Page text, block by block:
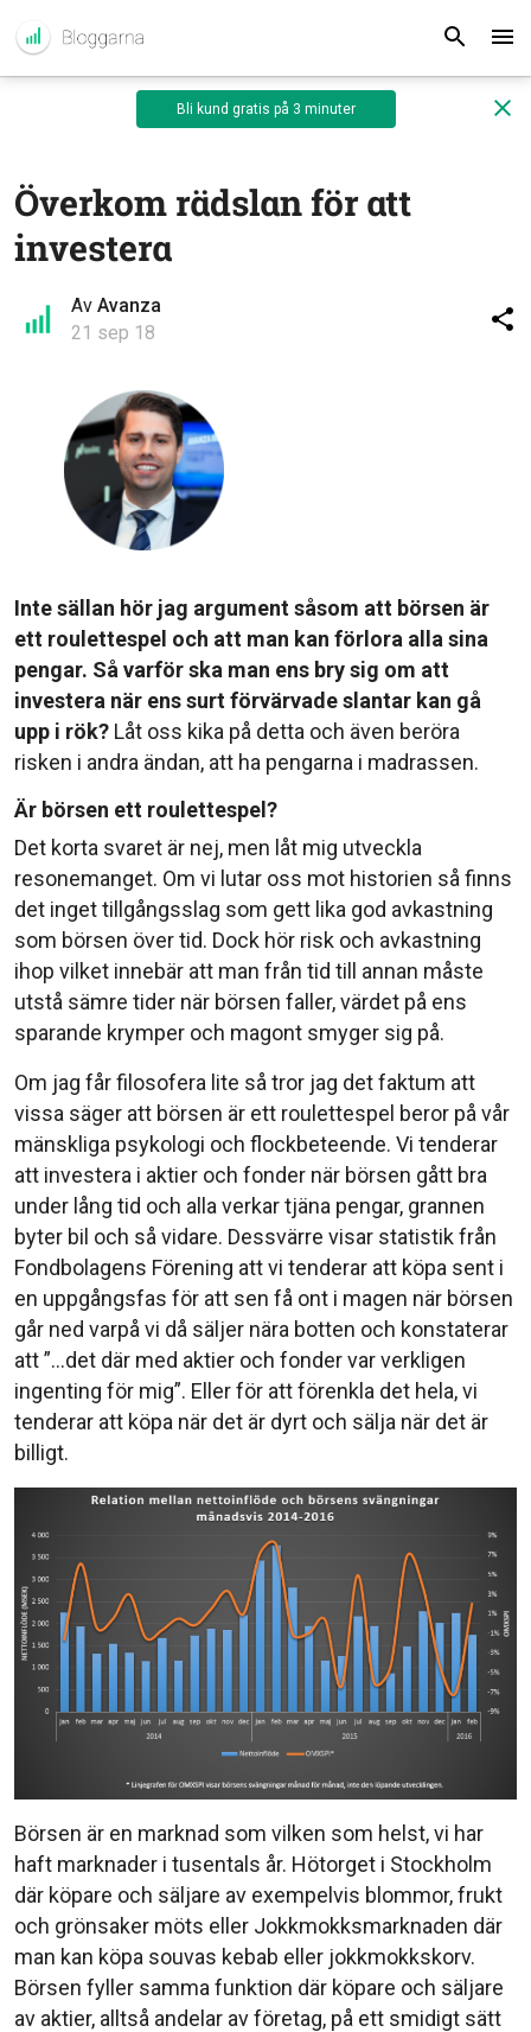
Bli kund gratis på 3 minuter
Överkom rädslan för att
investera
Av Avanza
21 sep 18
Inte sällan hör jag argument såsom att börsen är
ett roulettespel och att man kan förlora alla sina
pengar. Så varför ska man ens bry sig om att
investera när ens surt förvärvade slantar kan gå
upp i rök? Låt oss kika på detta och även beröra
risken i andra ändan, att ha pengarna i madrassen.
Är börsen ett roulettespel?
Det korta svaret är nej, men låt mig utveckla
resonemanget. Om vi lutar oss mot historien så finns
det inget tillgångsslag som gett lika god avkastning
som börsen över tid. Dock hör risk och avkastning
ihop vilket innebär att man från tid till annan måste
utstå sämre tider när börsen faller, värdet på ens
sparande krymper och magont smyger sig på.
Om jag får filosofera lite så tror jag det faktum att
vissa säger att börsen är ett roulettespel beror på vår
mänskliga psykologi och flockbeteende. Vi tenderar
att investera i aktier och fonder när börsen gått bra
under lång tid och alla verkar tjäna pengar, grannen
byter bil och så vidare. Dessvärre visar statistik från
Fondbolagens Förening att vi tenderar att köpa sent i
en uppgångsfas för att sen få ont i magen när börsen
går ned varpå vi då säljer nära botten och konstaterar
att ”…det där med aktier och fonder var verkligen
ingenting för mig”. Eller för att förenkla det hela, vi
tenderar att köpa när det är dyrt och sälja när det är
billigt.
Börsen är en marknad som vilken som helst, vi har
haft marknader i tusentals år. Hötorget i Stockholm
där köpare och säljare av exempelvis blommor, frukt
och grönsaker möts eller Jokkmokksmarknaden där
man kan köpa souvas kebab eller jokkmokkskorv.
Börsen fyller samma funktion där köpare och säljare
av aktier, alltså andelar av företag, på ett smidigt sätt